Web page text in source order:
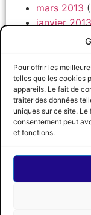
Pour offrir les
telles que les cookies
appareils. Le fait de
traiter des données
uniques sur ce site.
consentement peut
et fonctions.
mars 2013
janvier 2013
décembre
octobre
septembre
CRCCQ